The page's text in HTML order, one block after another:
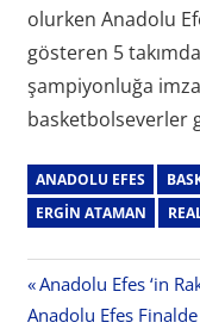
olurken Anadolu
gösteren 5
şampiyonluğa
basketbolseverler
ANADOLU EFES
ERGIN ATAMAN
Yazı
Previous
Post:
Anadolu Efes ‘in
Next
Anadolu Efes